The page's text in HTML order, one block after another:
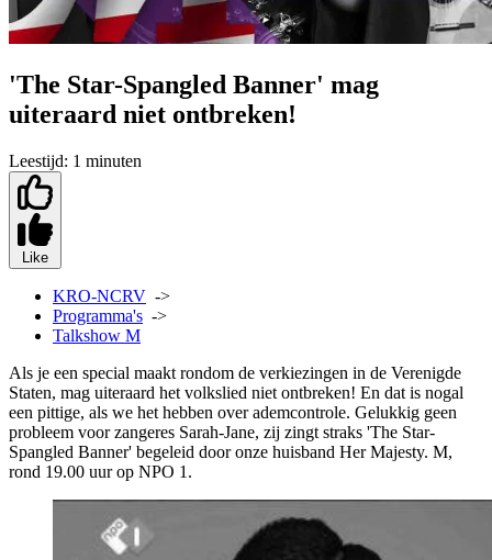
'The Star-Spangled Banner' mag
uiteraard niet ontbreken!
Leestijd: 1 minuten
Like
KRO-NCRV ->
Programma's ->
Talkshow M
Als je een special maakt rondom de verkiezingen in de Verenigde
Staten, mag uiteraard het volkslied niet ontbreken! En dat is nogal
een pittige, als we het hebben over ademcontrole. Gelukkig geen
probleem voor zangeres Sarah-Jane, zij zingt straks 'The Star-
Spangled Banner' begeleid door onze huisband Her Majesty. M,
rond 19.00 uur op NPO 1.